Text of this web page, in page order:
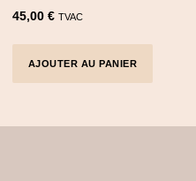
45,00€ TVAC
AJOUTER AU PANIER